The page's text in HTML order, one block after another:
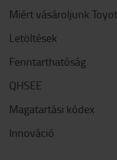
Miért vásároljunk
Letöltések
Fenntarthatóság
QHSEE
Magatartási kódex
Innováció